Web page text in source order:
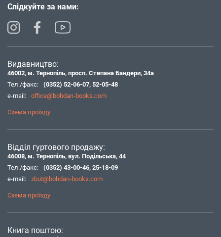
Слідкуйте за нами:
Видавництво:
46002, м. Тернопіль, просп. Степана Бандери, 34а
Тел./факс:
(0352) 52-06-07, 52-05-48
e-mail:
office@bohdan-books.com
Схема проїзду
Відділ гуртового продажу:
46008, м. Тернопіль, вул. Подільська, 44
Тел./факс:
(0352) 43-00-46, 25-18-09
e-mail:
zbut@bohdan-books.com
Схема проїзду
Книга поштою: